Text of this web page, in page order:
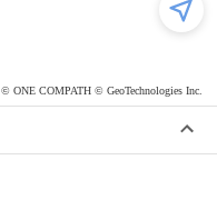
© ONE COMPATH © GeoTechnologies Inc.